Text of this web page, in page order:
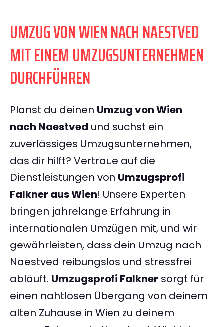
UMZUG VON WIEN NACH NAESTVED
MIT EINEM UMZUGSUNTERNEHMEN
DURCHFÜHREN
Planst du deinen Umzug von Wien
nach Naestved und suchst ein
zuverlässiges Umzugsunternehmen,
das dir hilft? Vertraue auf die
Dienstleistungen von Umzugsprofi
Falkner aus Wien! Unsere Experten
bringen jahrelange Erfahrung in
internationalen Umzügen mit, und wir
gewährleisten, dass dein Umzug nach
Naestved reibungslos und stressfrei
abläuft. Umzugsprofi Falkner sorgt für
einen nahtlosen Übergang von deinem
alten Zuhause in Wien zu deinem